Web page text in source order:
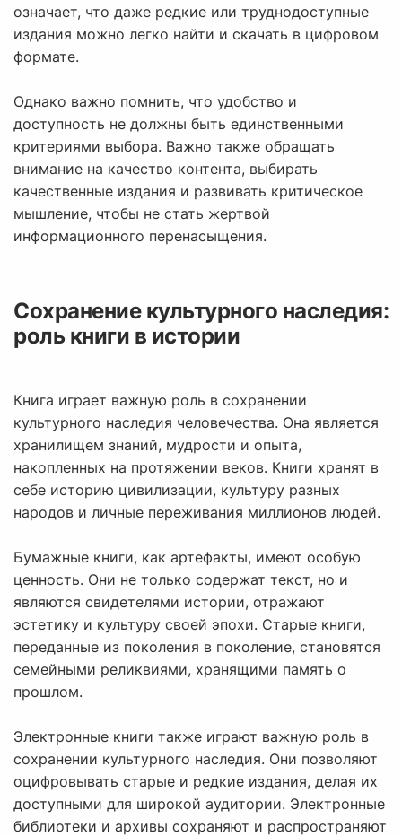
означает, что даже редкие или труднодоступные
издания можно легко найти и скачать в цифровом
формате.
Однако важно помнить, что удобство и
доступность не должны быть единственными
критериями выбора. Важно также обращать
внимание на качество контента, выбирать
качественные издания и развивать критическое
мышление, чтобы не стать жертвой
информационного перенасыщения.
Сохранение культурного наследия:
роль книги в истории
Книга играет важную роль в сохранении
культурного наследия человечества. Она является
хранилищем знаний, мудрости и опыта,
накопленных на протяжении веков. Книги хранят в
себе историю цивилизации, культуру разных
народов и личные переживания миллионов людей.
Бумажные книги, как артефакты, имеют особую
ценность. Они не только содержат текст, но и
являются свидетелями истории, отражают
эстетику и культуру своей эпохи. Старые книги,
переданные из поколения в поколение, становятся
семейными реликвиями, хранящими память о
прошлом.
Электронные книги также играют важную роль в
сохранении культурного наследия. Они позволяют
оцифровывать старые и редкие издания, делая их
доступными для широкой аудитории. Электронные
библиотеки и архивы сохраняют и распространяют